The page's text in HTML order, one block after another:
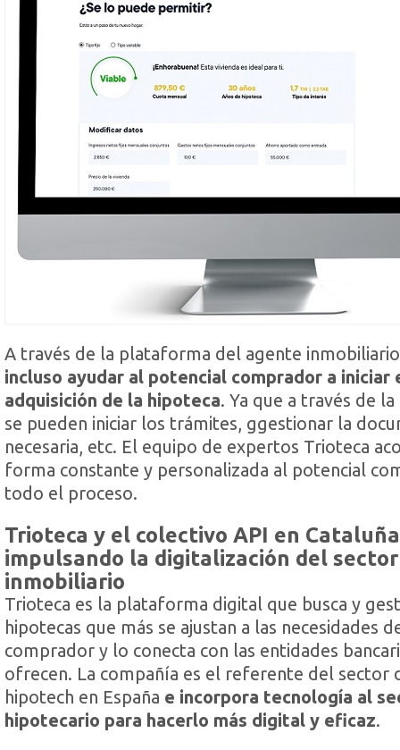
A través de la plataforma del agente
incluso ayudar al potencial comprador a iniciar
adquisición de la hipoteca. Ya que a través de
se pueden iniciar los trámites, ggestionar la
necesaria, etc. El equipo de expertos Trioteca
forma constante y personalizada al potencial
todo el proceso.
Trioteca y el colectivo API en
impulsando la digitalización del sector
inmobiliario
Trioteca es la plataforma digital que busca y
hipotecas que más se ajustan a las necesidades
comprador y lo conecta con las entidades
ofrecen. La compañía es el referente del sector
hipotech en España e incorpora tecnología al
hipotecario para hacerlo más digital y eficaz.